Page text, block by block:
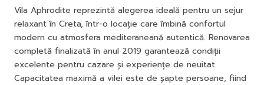
Vila Aphrodite reprezintă alegerea ideală pentru un sejur
relaxant în Creta, într-o locație care îmbină confortul
modern cu atmosfera mediteraneană autentică. Renovarea
completă finalizată în anul 2019 garantează condiții
excelente pentru cazare și experiențe de neuitat.
Capacitatea maximă a vilei este de șapte persoane, fiind